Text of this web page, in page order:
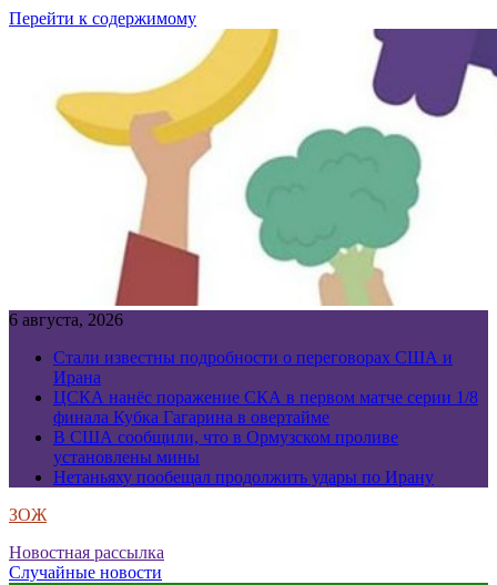
Перейти к содержимому
6 августа, 2026
Стали известны подробности о переговорах США и
Ирана
ЦСКА нанёс поражение СКА в первом матче серии 1/8
финала Кубка Гагарина в овертайме
В США сообщили, что в Ормузском проливе
установлены мины
Нетаньяху пообещал продолжить удары по Ирану
ЗОЖ
Новостная рассылка
Случайные новости